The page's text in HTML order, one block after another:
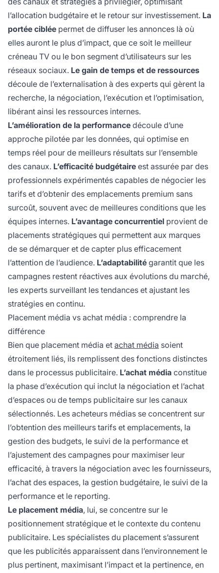
l’allocation budgétaire et le retour sur investissement. La
portée ciblée permet de diffuser les annonces là où
elles auront le plus d’impact, que ce soit le meilleur
créneau TV ou le bon segment d’utilisateurs sur les
réseaux sociaux. Le gain de temps et de ressources
découle de l’externalisation à des experts qui gèrent la
recherche, la négociation, l’exécution et l’optimisation,
libérant ainsi les ressources internes.
L’amélioration de la performance découle d’une
approche pilotée par les données, qui optimise en
temps réel pour de meilleurs résultats sur l’ensemble
des canaux. L’efficacité budgétaire est assurée par des
professionnels expérimentés capables de négocier les
tarifs et d’obtenir des emplacements premium sans
surcoût, souvent avec de meilleures conditions que les
équipes internes. L’avantage concurrentiel provient de
placements stratégiques qui permettent aux marques
de se démarquer et de capter plus efficacement
l’attention de l’audience. L’adaptabilité garantit que les
campagnes restent réactives aux évolutions du marché,
les experts surveillant les tendances et ajustant les
stratégies en continu.
Placement média vs achat média : comprendre la
différence
Bien que placement média et achat média soient
étroitement liés, ils remplissent des fonctions distinctes
dans le processus publicitaire. L’achat média constitue
la phase d’exécution qui inclut la négociation et l’achat
d’espaces ou de temps publicitaire sur les canaux
sélectionnés. Les acheteurs médias se concentrent sur
l’obtention des meilleurs tarifs et emplacements, la
gestion des budgets, le suivi de la performance et
l’ajustement des campagnes pour maximiser leur
efficacité, à travers la négociation avec les fournisseurs,
l’achat des espaces, la gestion budgétaire, le suivi de la
performance et le reporting.
Le placement média, lui, se concentre sur le
positionnement stratégique et le contexte du contenu
publicitaire. Les spécialistes du placement s’assurent
que les publicités apparaissent dans l’environnement le
plus pertinent, maximisant l’impact et la pertinence, en